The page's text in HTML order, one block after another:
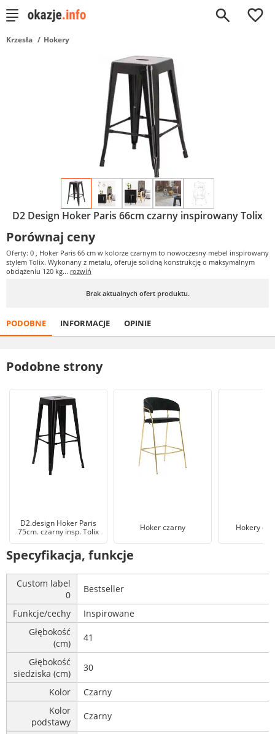
0
Krzesła Hokery
D2 Design Hoker Paris 66cm czarny inspirowany Tolix
Porównaj ceny
Oferty: 0 , Hoker Paris 66 cm w kolorze czarnym to nowoczesny mebel inspirowany
stylem Tolix. Wykonany z metalu, oferuje solidną konstrukcję o maksymalnym
obciążeniu 120 kg... rozwiń
Brak aktualnych ofert produktu.
PODOBNE INFORMACJE OPINIE
Podobne strony
D2.design Hoker Paris
75cm. czarny insp. Tolix
Hoker czarny Hokery
Specyfikacja, funkcje
Custom label
0
Bestseller
Funkcje/cechy
Inspirowane
Głębokość
(cm)
41
Głębokość
siedziska (cm)
30
Kolor
Czarny
Kolor
podstawy
Czarny